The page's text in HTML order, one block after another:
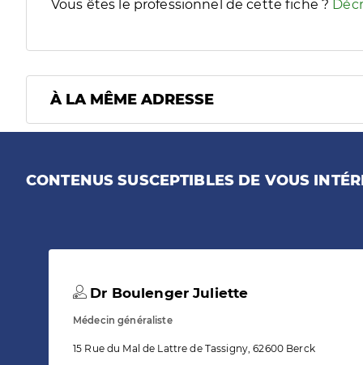
Vous êtes le professionnel de cette fiche ?
À LA MÊME ADRESSE
CONTENUS SUSCEPTIBLES DE VOUS
Dr Boulenger Juliette
Médecin généraliste
15 Rue du Mal de Lattre de Tassigny, 62600 Berck